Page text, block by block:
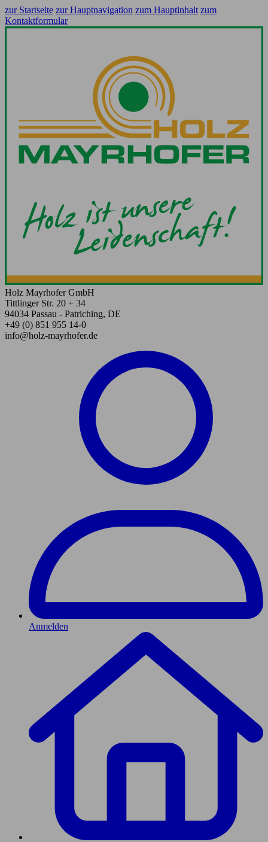
zur Startseite zur Hauptnavigation zum Hauptinhalt zum
Kontaktformular
Holz Mayrhofer GmbH
Tittlinger Str. 20 + 34
94034 Passau - Patriching, DE
+49 (0) 851 955 14-0
info@holz-mayrhofer.de
Anmelden